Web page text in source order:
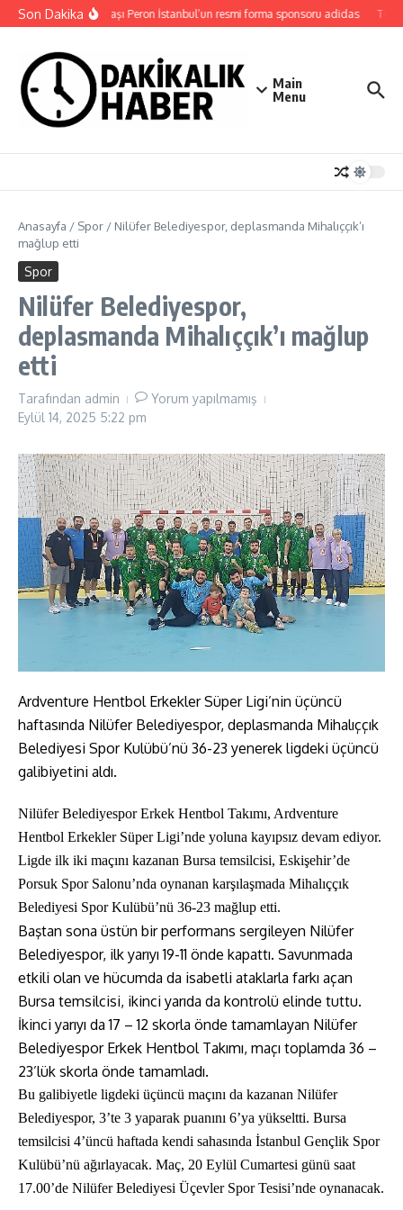
İçeriğe atla
Son DakikaEczacıbaşı Peron İstanbul’un resmi forma sponsoru adidas Türk
Main
Menu
Anasayfa / Spor / Nilüfer Belediyespor, deplasmanda Mihalıççık’ı
mağlup etti
Spor
Nilüfer Belediyespor,
deplasmanda Mihalıççık’ı mağlup
etti
Tarafından admin
Yorum yapılmamış
Eylül 14, 2025 5:22 pm
Ardventure Hentbol Erkekler Süper Ligi’nin üçüncü
haftasında Nilüfer Belediyespor, deplasmanda Mihalıççık
Belediyesi Spor Kulübü’nü 36-23 yenerek ligdeki üçüncü
galibiyetini aldı.
Nilüfer Belediyespor Erkek Hentbol Takımı, Ardventure
Hentbol Erkekler Süper Ligi’nde yoluna kayıpsız devam ediyor.
Ligde ilk iki maçını kazanan Bursa temsilcisi, Eskişehir’de
Porsuk Spor Salonu’nda oynanan karşılaşmada Mihalıççık
Belediyesi Spor Kulübü’nü 36-23 mağlup etti.
Baştan sona üstün bir performans sergileyen Nilüfer
Belediyespor, ilk yarıyı 19-11 önde kapattı. Savunmada
etkili olan ve hücumda da isabetli ataklarla farkı açan
Bursa temsilcisi, ikinci yarıda da kontrolü elinde tuttu.
İkinci yarıyı da 17 – 12 skorla önde tamamlayan Nilüfer
Belediyespor Erkek Hentbol Takımı, maçı toplamda 36 –
23’lük skorla önde tamamladı.
Bu galibiyetle ligdeki üçüncü maçını da kazanan Nilüfer
Belediyespor, 3’te 3 yaparak puanını 6’ya yükseltti. Bursa
temsilcisi 4’üncü haftada kendi sahasında İstanbul Gençlik Spor
Kulübü’nü ağırlayacak. Maç, 20 Eylül Cumartesi günü saat
17.00’de Nilüfer Belediyesi Üçevler Spor Tesisi’nde oynanacak.